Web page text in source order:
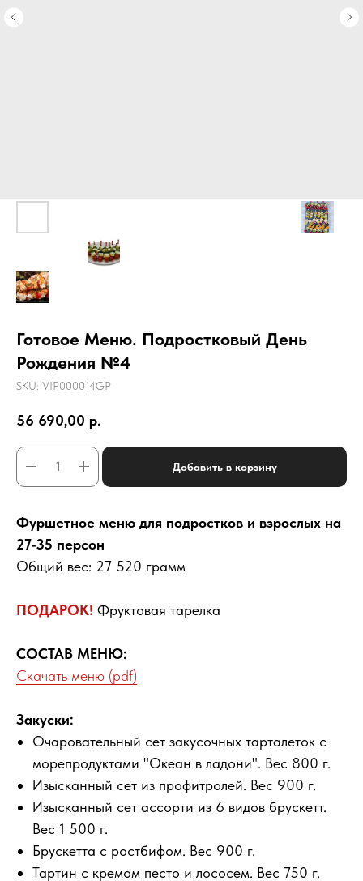
Готовое Меню. Подростковый День
Рождения №4
SKU: VIP000014GP
56 690,00 р.
Добавить в корзину
Фуршетное меню для подростков и взрослых на
27-35 персон
Общий вес: 27 520 грамм
ПОДАРОК! Фруктовая тарелка
СОСТАВ МЕНЮ:
Скачать меню (pdf)
Закуски:
Очаровательный сет закусочных тарталеток с
морепродуктами "Океан в ладони". Вес 800 г.
Изысканный сет из профитролей. Вес 900 г.
Изысканный сет ассорти из 6 видов брускетт.
Вес 1 500 г.
Брускетта с ростбифом. Вес 900 г.
Тартин с кремом песто и лососем. Вес 750 г.